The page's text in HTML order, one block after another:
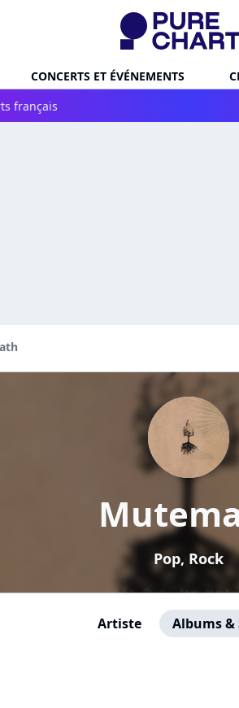
CONCERTS ET ÉVÉNEMENTS
français
Pop, Rock
Artiste Albums &